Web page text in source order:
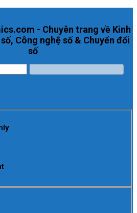
- Chuyên trang về Kinh
Công nghệ số & Chuyển đổi
số